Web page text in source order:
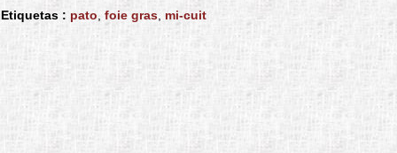
Etiquetas : pato foie gras mi-cuit